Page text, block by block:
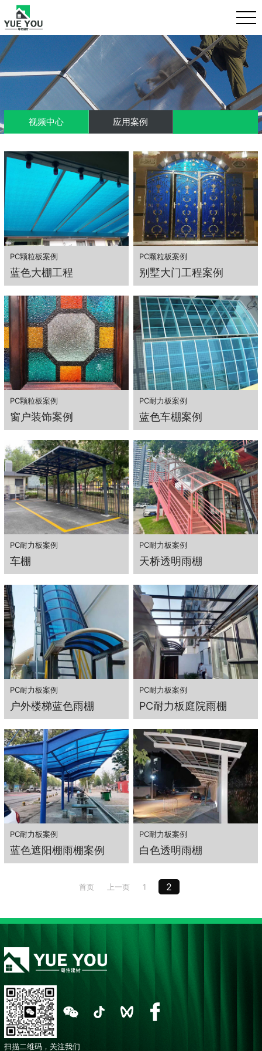
视频中心 应用案例
PC颗粒板案例
蓝色大棚工程
PC颗粒板案例
别墅大门工程案例
PC颗粒板案例
窗户装饰案例
PC耐力板案例
蓝色车棚案例
PC耐力板案例
车棚
PC耐力板案例
天桥透明雨棚
PC耐力板案例
户外楼梯蓝色雨棚
PC耐力板案例
PC耐力板庭院雨棚
PC耐力板案例
蓝色遮阳棚雨棚案例
PC耐力板案例
白色透明雨棚
首页 上一页 1 2
扫描二维码，关注我们